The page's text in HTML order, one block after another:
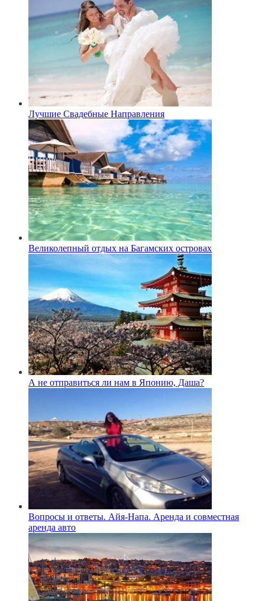
Лучшие Свадебные Направления
Великолепный отдых на Багамских островах
А не отправиться ли нам в Японию, Даша?
Вопросы и ответы. Айя-Напа. Аренда и совместная
аренда авто